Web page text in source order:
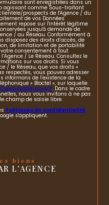
sont enregistrées dans un
agissant comme Sous-traitant
prospects de l'Agence / du
de vos Données
repose sur l'intérêt légitime
jusqu'à demande de
/ au Réseau. Conformément à
disposez des droits d’accès, de
de limitation et de portabilité
consentement à tout
/ Le Réseau. Consultez le
sur vos droits. Si vous
/ le Réseau, que vos droits «
respectés, vous pouvez adresser
informons de l’existence de la
« Bloctel », sur laquelle
www.bloctel.gouv.fr. Dans le cadre
nous vous invitons à ne pas
champ de saisie libre.
Politiques de Confidentialité
s'appliquent.
biens
L'AGENCE